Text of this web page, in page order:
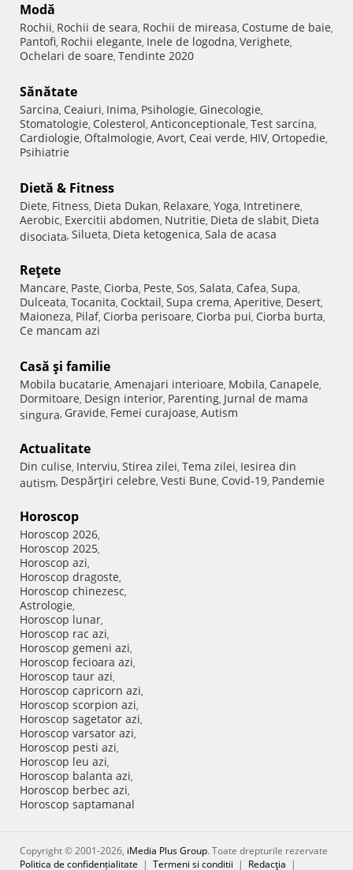
Modă
Rochii, Rochii de seara, Rochii de mireasa, Costume de baie,
Pantofi, Rochii elegante, Inele de logodna, Verighete,
Ochelari de soare, Tendinte 2020
Sănătate
Sarcina, Ceaiuri, Inima, Psihologie, Ginecologie,
Stomatologie, Colesterol, Anticonceptionale, Test sarcina,
Cardiologie, Oftalmologie, Avort, Ceai verde, HIV, Ortopedie,
Psihiatrie
Dietă & Fitness
Diete, Fitness, Dieta Dukan, Relaxare, Yoga, Intretinere,
Aerobic, Exercitii abdomen, Nutritie, Dieta de slabit, Dieta
disociata, Silueta, Dieta ketogenica, Sala de acasa
Reţete
Mancare, Paste, Ciorba, Peste, Sos, Salata, Cafea, Supa,
Dulceata, Tocanita, Cocktail, Supa crema, Aperitive, Desert,
Maioneza, Pilaf, Ciorba perisoare, Ciorba pui, Ciorba burta,
Ce mancam azi
Casă şi familie
Mobila bucatarie, Amenajari interioare, Mobila, Canapele,
Dormitoare, Design interior, Parenting, Jurnal de mama
singura, Gravide, Femei curajoase, Autism
Actualitate
Din culise, Interviu, Stirea zilei, Tema zilei, Iesirea din
autism, Despărţiri celebre, Vesti Bune, Covid-19, Pandemie
Horoscop
Horoscop 2026,
Horoscop 2025,
Horoscop azi,
Horoscop dragoste,
Horoscop chinezesc,
Astrologie,
Horoscop lunar,
Horoscop rac azi,
Horoscop gemeni azi,
Horoscop fecioara azi,
Horoscop taur azi,
Horoscop capricorn azi,
Horoscop scorpion azi,
Horoscop sagetator azi,
Horoscop varsator azi,
Horoscop pesti azi,
Horoscop leu azi,
Horoscop balanta azi,
Horoscop berbec azi,
Horoscop saptamanal
Copyright © 2001-2026, iMedia Plus Group. Toate drepturile rezervate
Politica de confidențialitate | Termeni si conditii | Redacţia |